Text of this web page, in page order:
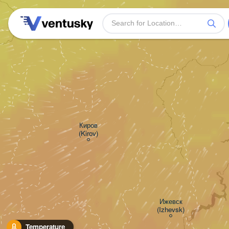
Temperature
Ижевск
(Izhevsk)
Киров
(Kirov)